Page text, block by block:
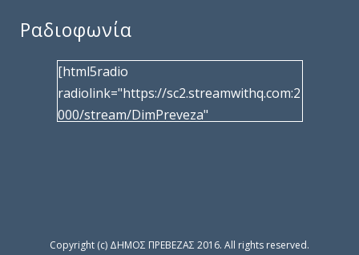
Ραδιοφωνία
[html5radio
radiolink="https://sc2.streamwithq.com:2
000/stream/DimPreveza"
facebook="https://www.facebook.com/%
Copyright (c) ΔΗΜΟΣ ΠΡΕΒΕΖΑΣ 2016. All rights reserved.